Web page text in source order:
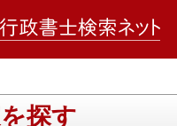
探す